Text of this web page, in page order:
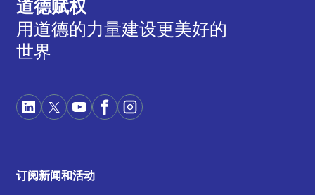
道德赋权
用道德的力量建设更美好的
世界
订阅新闻和活动